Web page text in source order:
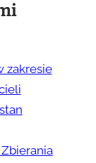
zakresie